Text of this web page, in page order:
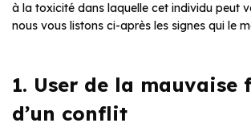
à la toxicité dans laquelle cet individu peut
nous vous listons ci-après les signes qui le
1. User de la mauvaise
d’un conflit